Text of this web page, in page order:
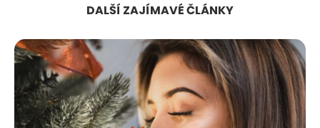
DALŠÍ ZAJÍMAVÉ ČLÁNKY